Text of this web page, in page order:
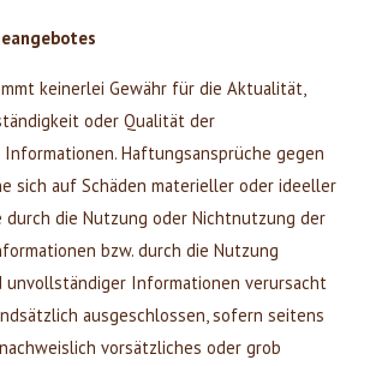
keinerlei Gewähr für die Aktualität,
oder Qualität der
Haftungsansprüche gegen
sich auf Schäden materieller oder ideeller
durch die Nutzung oder Nichtnutzung der
bzw. durch die Nutzung
Informationen verursacht
ausgeschlossen, sofern seitens
vorsätzliches oder grob